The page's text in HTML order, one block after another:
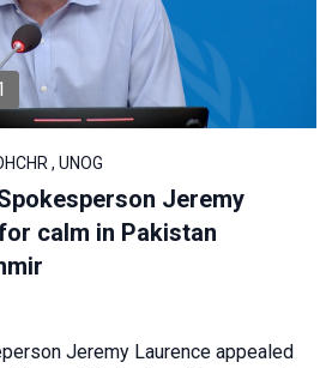
, UNOG
Jeremy
calm in Pakistan
Jeremy Laurence appealed